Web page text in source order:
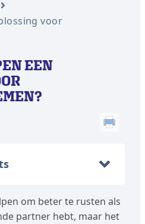
voor
EEN
om beter te rusten als
partner hebt, maar het